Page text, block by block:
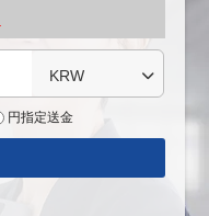
KRW
円指定送金